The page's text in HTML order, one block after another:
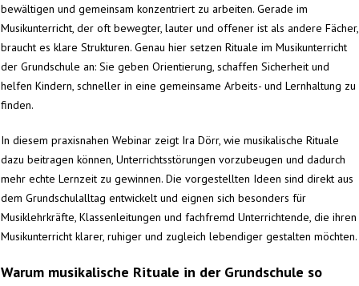
bewältigen und gemeinsam konzentriert zu arbeiten. Gerade im
Musikunterricht, der oft bewegter, lauter und offener ist als andere Fächer,
braucht es klare Strukturen. Genau hier setzen Rituale im Musikunterricht
der Grundschule an: Sie geben Orientierung, schaffen Sicherheit und
helfen Kindern, schneller in eine gemeinsame Arbeits- und Lernhaltung zu
finden.
In diesem praxisnahen Webinar zeigt Ira Dörr, wie musikalische Rituale
dazu beitragen können, Unterrichtsstörungen vorzubeugen und dadurch
mehr echte Lernzeit zu gewinnen. Die vorgestellten Ideen sind direkt aus
dem Grundschulalltag entwickelt und eignen sich besonders für
Musiklehrkräfte, Klassenleitungen und fachfremd Unterrichtende, die ihren
Musikunterricht klarer, ruhiger und zugleich lebendiger gestalten möchten.
Warum musikalische Rituale in der Grundschule so